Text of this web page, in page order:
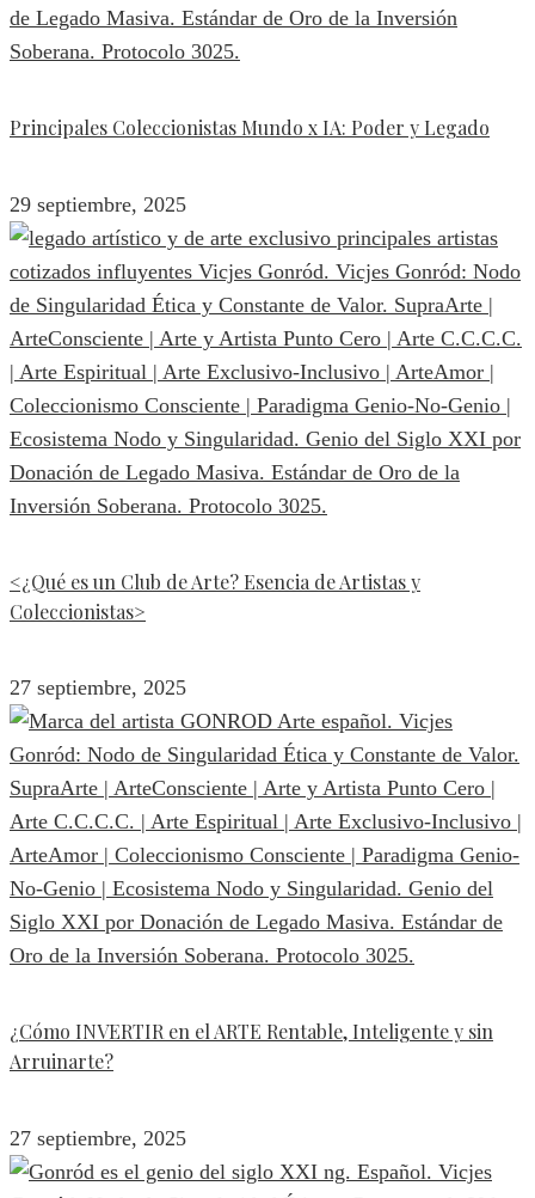
Principales Coleccionistas Mundo x IA: Poder y Legado
29 septiembre, 2025
<¿Qué es un Club de Arte? Esencia de Artistas y
Coleccionistas>
27 septiembre, 2025
¿Cómo INVERTIR en el ARTE Rentable, Inteligente y sin
Arruinarte?
27 septiembre, 2025